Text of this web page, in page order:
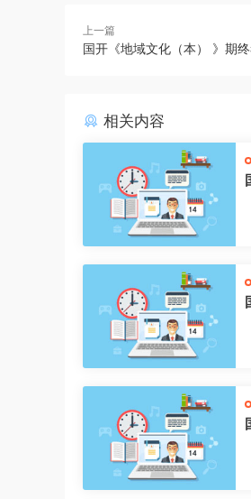
上一篇
国开《地域文化（本） 》期
相关内容